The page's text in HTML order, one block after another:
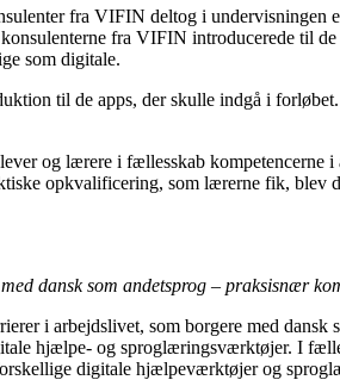
fra VIFIN deltog i
fra VIFIN introducerede til
som digitale.
til de apps, der skulle indgå i
og lærere i fællesskab
opkvalificering, som lærerne fik, blev
dansk som andetsprog – praksisnær
i arbejdslivet, som borgere med
hjælpe- og sproglæringsværktøjer. I
digitale hjælpeværktøjer og